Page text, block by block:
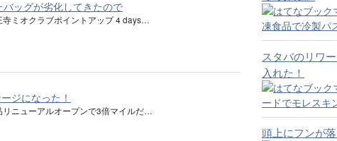
ッグが劣化してきたので
ミオクラブポイントアップ 4 days…
ジになった！
ニューアルオープンで3倍マイルだ…
スタバのリワ
入れた！
頭上にフンが